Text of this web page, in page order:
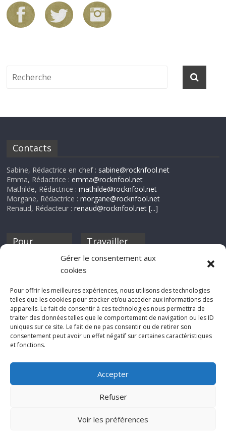
Gérer le consentement aux
cookies
Pour offrir les meilleures expériences, nous utilisons des technologies
telles que les cookies pour stocker et/ou accéder aux informations des
appareils. Le fait de consentir à ces technologies nous permettra de
traiter des données telles que le comportement de navigation ou les ID
uniques sur ce site. Le fait de ne pas consentir ou de retirer son
consentement peut avoir un effet négatif sur certaines caractéristiques
et fonctions.
Accepter
Refuser
Voir les préférences
Contacts
Sabine, Rédactrice en chef : sabine@rocknfool.net
Emma, Rédactrice :emma@rocknfool.net
Mathilde, Rédactrice :mathilde@rocknfool.net
Morgane, Rédactrice :morgane@rocknfool.net
Renaud, Rédacteur :renaud@rocknfool.net [...]
Pour
discothèque
Travailler
Si tu souhaites
Rocknfool, n'hésite
pas à nous envoyer
tes chroniques de
concerts, de films,
séries ou des billets
d'humeur :
net